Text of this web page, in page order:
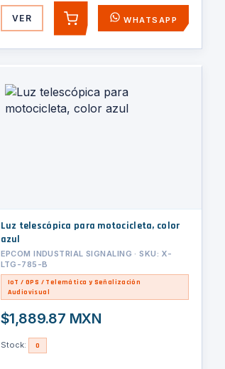
VER AGREGARWHATSAPP
Luz telescópica para motocicleta, color
azul
EPCOM INDUSTRIAL SIGNALING · SKU: X-
LTG-785-B
IoT / GPS / Telemática y Señalización
Audiovisual
$1,889.87 MXN
Stock: 0